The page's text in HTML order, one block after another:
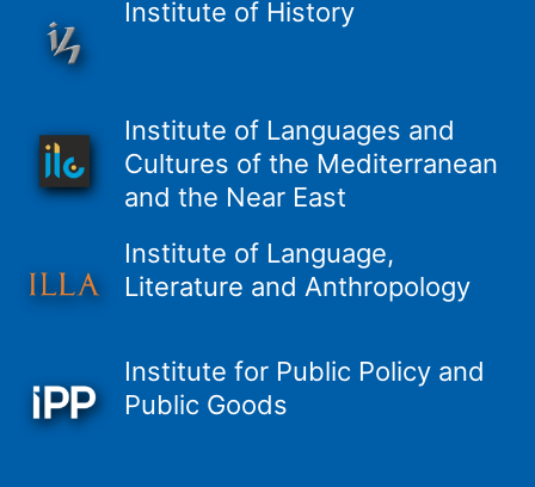
Institute of History
Institute of Languages and
Cultures of the Mediterranean
and the Near East
Institute of Language,
Literature and Anthropology
Institute for Public Policy and
Public Goods